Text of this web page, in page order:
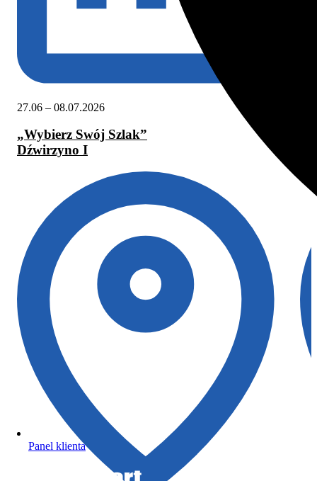
Panel klienta
27.06 – 08.07.2026
„Wybierz Swój Szlak”
Dźwirzyno I